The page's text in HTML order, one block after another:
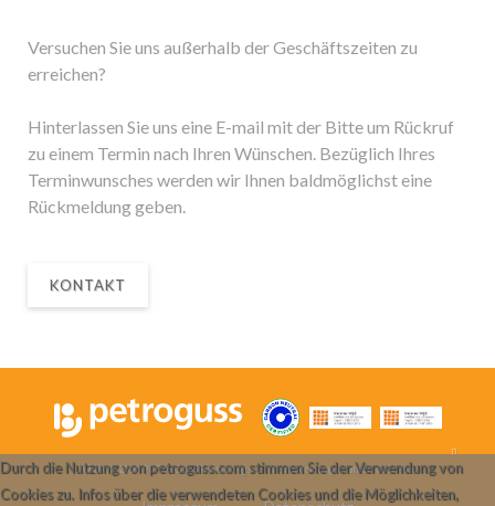
Versuchen Sie uns außerhalb der Geschäftszeiten zu
erreichen?
Hinterlassen Sie uns eine E-mail mit der Bitte um Rückruf
zu einem Termin nach Ihren Wünschen. Bezüglich Ihres
Terminwunsches werden wir Ihnen baldmöglichst eine
Rückmeldung geben.
KONTAKT
© 2005-2026PETROGUSS Forschungs- und Entwicklungs- GmbH & Co KG
Durch die Nutzung von petroguss.com stimmen Sie der Verwendung von
Cookies zu. Infos über die verwendeten Cookies und die Möglichkeiten,